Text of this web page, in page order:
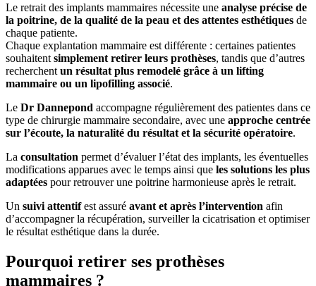
Le retrait des implants mammaires nécessite une analyse précise de
la poitrine, de la qualité de la peau et des attentes esthétiques de
chaque patiente.
Chaque explantation mammaire est différente : certaines patientes
souhaitent simplement retirer leurs prothèses, tandis que d’autres
recherchent un résultat plus remodelé grâce à un lifting
mammaire ou un lipofilling associé.
Le Dr Dannepond accompagne régulièrement des patientes dans ce
type de chirurgie mammaire secondaire, avec une approche centrée
sur l’écoute, la naturalité du résultat et la sécurité opératoire.
La consultation permet d’évaluer l’état des implants, les éventuelles
modifications apparues avec le temps ainsi que les solutions les plus
adaptées pour retrouver une poitrine harmonieuse après le retrait.
Un suivi attentifest assuré avant et après l’intervention afin
d’accompagner la récupération, surveiller la cicatrisation et optimiser
le résultat esthétique dans la durée.
Pourquoi retirer ses prothèses
mammaires ?